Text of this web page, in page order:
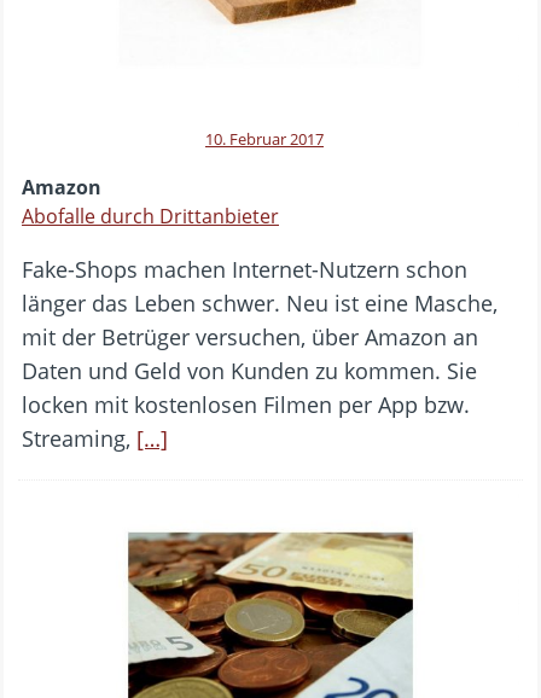
10. Februar 2017
Amazon
Abofalle durch Drittanbieter
Fake-Shops machen Internet-Nutzern schon
länger das Leben schwer. Neu ist eine Masche,
mit der Betrüger versuchen, über Amazon an
Daten und Geld von Kunden zu kommen. Sie
locken mit kostenlosen Filmen per App bzw.
Streaming, […]